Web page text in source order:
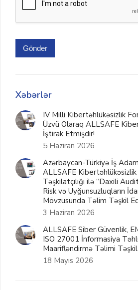
Gönder
Xəbərlər
IV Milli Kibertəhlükəsizlik
Üzvü Olaraq ALLSAFE
İştirak Etmişdir!
5 Haziran 2026
Azərbaycan-Türkiyə İş
ALLSAFE
Təşkilatçılığı ilə “Daxili
Risk və Uyğunsuzluqların
Mövzusunda Təlim Təşkil
3 Haziran 2026
ALLSAFE Siber Güvenlik,
ISO 27001 İnformasiya
Maarifləndirmə Təlimi
18 Mayıs 2026